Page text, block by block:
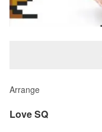
Arrange
Love SQ